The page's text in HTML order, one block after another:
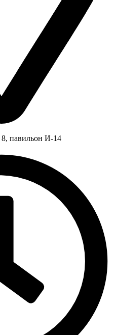
8, павильон И-14